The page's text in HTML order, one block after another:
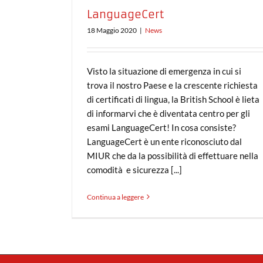
LanguageCert
18 Maggio 2020 | News
Visto la situazione di emergenza in cui si
trova il nostro Paese e la crescente richiesta
di certificati di lingua, la British School è lieta
di informarvi che è diventata centro per gli
esami LanguageCert! In cosa consiste?
LanguageCert è un ente riconosciuto dal
MIUR che da la possibilità di effettuare nella
comodità e sicurezza [...]
Continua a leggere